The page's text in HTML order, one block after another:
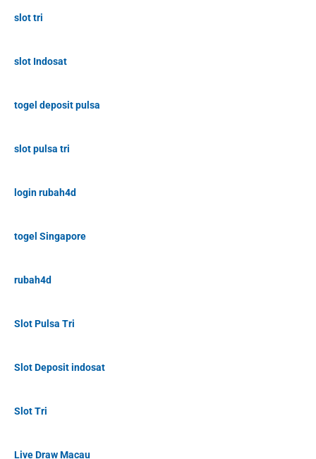
slot tri
slot Indosat
togel deposit pulsa
slot pulsa tri
login rubah4d
togel Singapore
rubah4d
Slot Pulsa Tri
Slot Deposit indosat
Slot Tri
Live Draw Macau